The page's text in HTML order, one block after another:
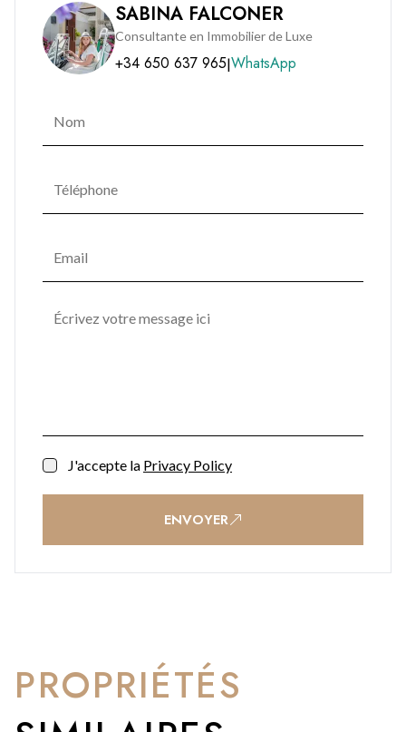
SABINA FALCONER
Consultante en Immobilier de Luxe
+34 650 637 965|WhatsApp
J'accepte la Privacy Policy
ENVOYER
PROPRIÉTÉS